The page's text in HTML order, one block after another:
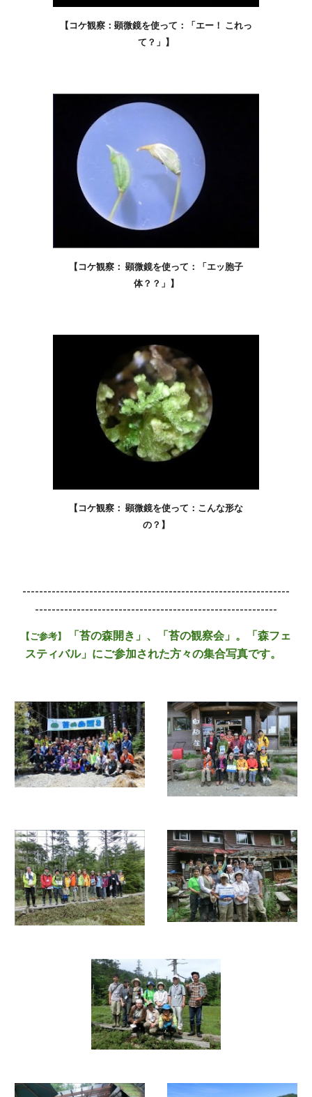
【コケ観察：顕微鏡を使って：「エー！ これっ
て？」】
【コケ観察： 顕微鏡を使って：「エッ胞子
体？？」】
【コケ観察： 顕微鏡を使って：こんな形な
の？】
----------------------------------------------------------------
----------------------------------------------------------
【ご参考】
「苔の森開き」、「苔の観察会」。「森フェ
スティバル」にご参加された方々の集合写真です。